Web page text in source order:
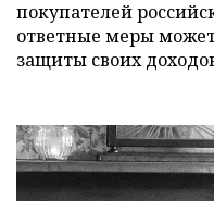
покупателей
ответные меры
защиты своих